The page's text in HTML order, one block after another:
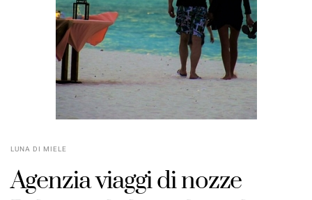
LUNA DI MIELE
Agenzia viaggi di nozze